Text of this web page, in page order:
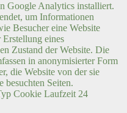
Google Analytics installiert.
um Informationen
Besucher eine Website
eines
Zustand der Website. Die
in anonymisierter Form
die Website von der sie
besuchten Seiten.
Cookie Laufzeit 24